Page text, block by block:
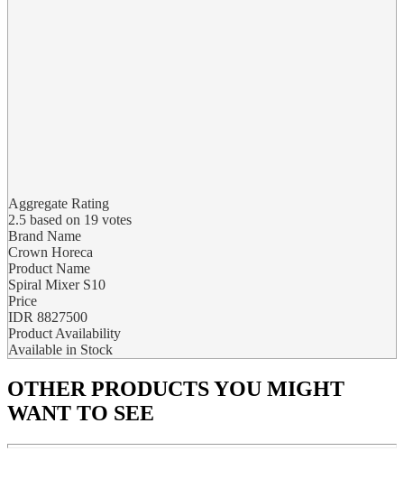
Aggregate Rating
2.5 based on 19 votes
Brand Name
Crown Horeca
Product Name
Spiral Mixer S10
Price
IDR 8827500
Product Availability
Available in Stock
OTHER PRODUCTSYOU MIGHT
WANT TO SEE